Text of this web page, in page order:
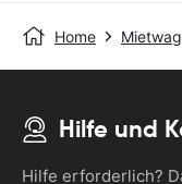
Home
Hilfe und
Hilfe erforderlich?